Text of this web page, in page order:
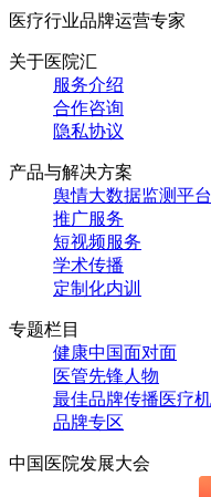
医疗行业品牌运营专家
关于医院汇
服务介绍
合作咨询
隐私协议
产品与解决方案
舆情大数据监测平台
推广服务
短视频服务
学术传播
定制化内训
专题栏目
健康中国面对面
医管先锋人物
最佳品牌传播医疗
品牌专区
中国医院发展大会